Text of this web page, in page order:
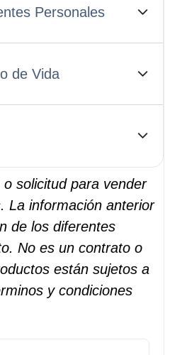
Personales
de Vida
solicitud para vender
La información anterior
de los diferentes
No es un contrato o
están sujetos a
y condiciones